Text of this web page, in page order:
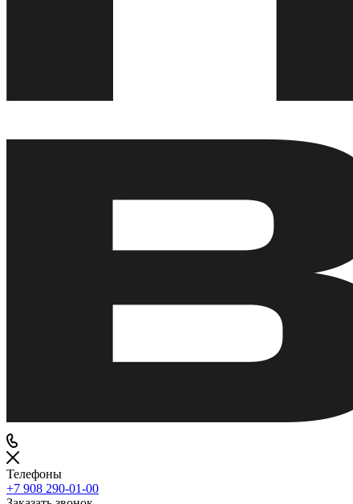
Телефоны
+7 908 290-01-00